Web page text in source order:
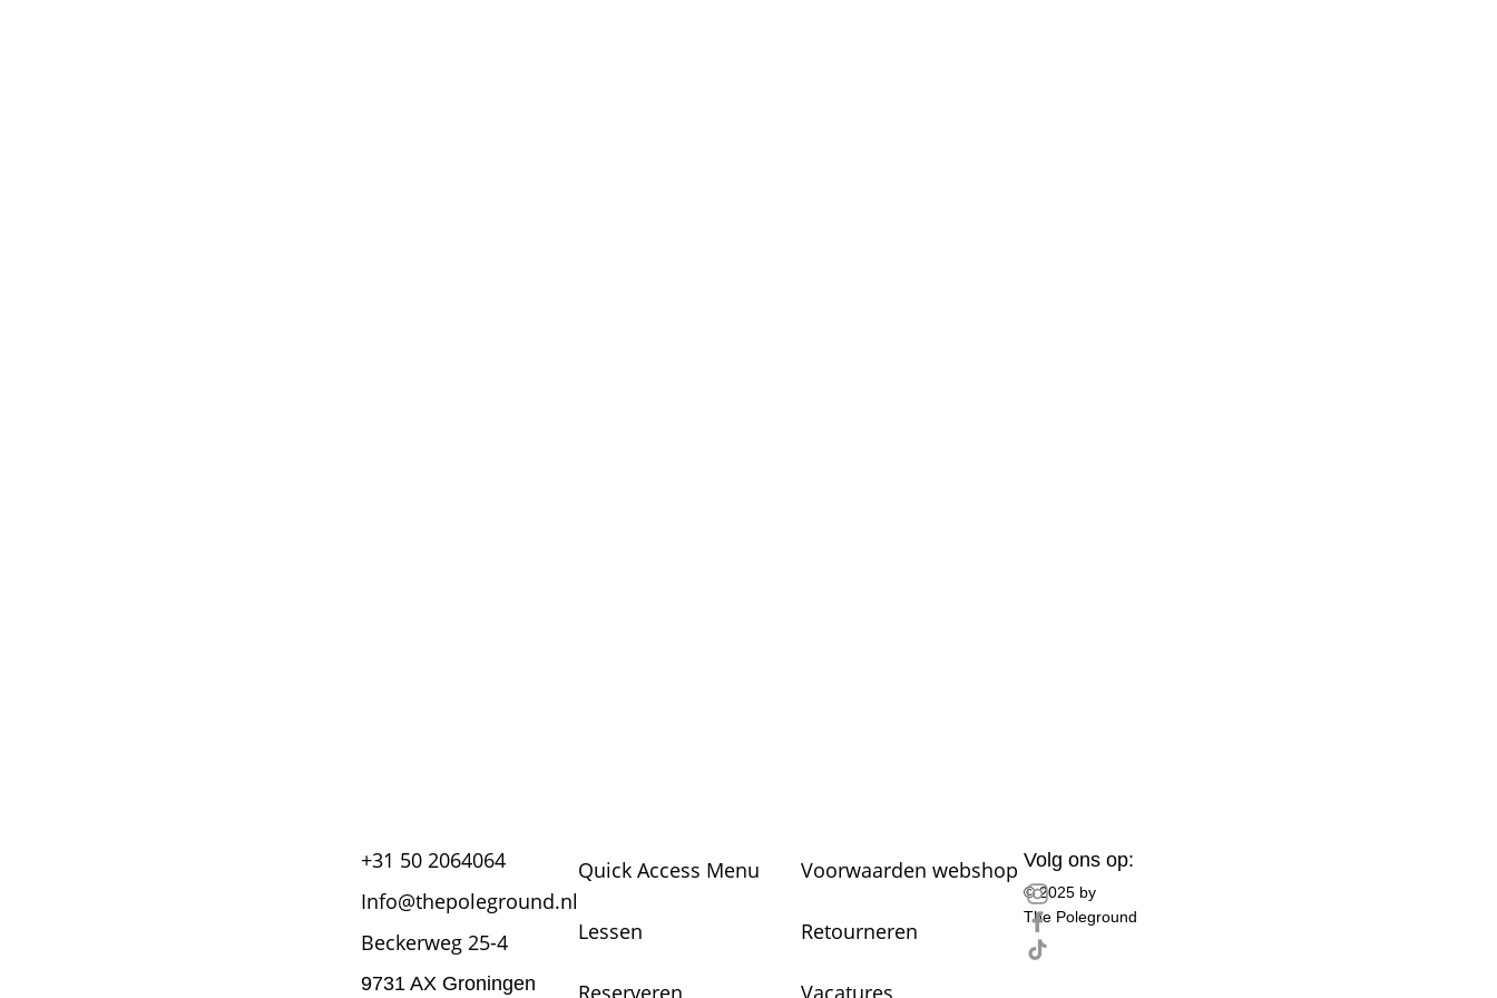
+31 50 2064064
Info@thepoleground.nl
Beckerweg 25-4
9731 AX Groningen
Quick Access Menu
Lessen
Reserveren
Voorwaarden webshop​
Retourneren
Vacatures
Volg ons op:
© 2025 by
The Poleground